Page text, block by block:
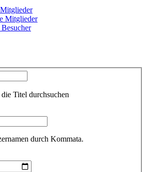
Mitglieder
Titel durchsuchen
durch Kommata.